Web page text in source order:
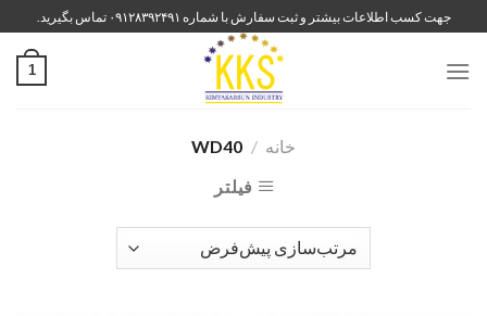
به
محتوا
جهت کسب اطلاعات بیشتر و ثبت سفارش با شماره ۰۹۱۲۸۳۹۲۴۹۱ تماس بگیرید.
1
خانه /
WD40
فیلتر